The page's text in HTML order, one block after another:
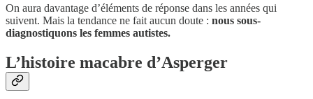
On aura davantage d’éléments de réponse dans les années qui
suivent. Mais la tendance ne fait aucun doute : nous sous-
diagnostiquons les femmes autistes.
L’histoire macabre d’Asperger